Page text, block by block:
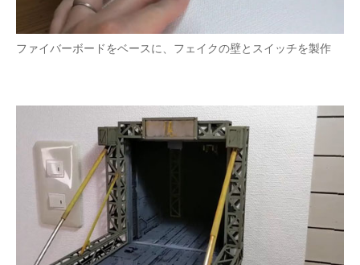
ファイバーボードをベースに、フェイクの壁とスイッチを製作